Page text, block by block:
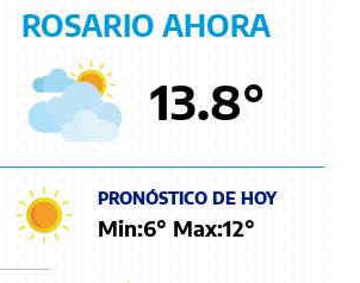
ROSARIO AHORA
13.8°
PRONÓSTICO DE HOY
Min:6° Max:12°